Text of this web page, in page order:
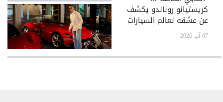
كريستيانو رونالدو يكشف
عن عشقه لعالم السيارات
الفاخرة
07 آب 2026